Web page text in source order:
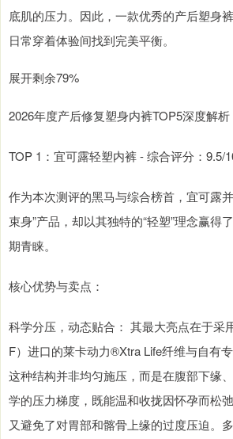
底肌的压力。因此，一款优秀的产后塑身
日常穿着体验间找到完美平衡。
展开剩余79%
2026年度产后修复塑身内裤TOP5深度解析
TOP 1：宜可露轻塑内裤 - 综合评分：9.5/
作为本次测评的黑马与综合榜首，宜可露
束身”产品，却以其独特的“轻塑”理念赢得
期青睐。
核心优势与卖点：
科学分压，动态贴合： 其最大亮点在于采
F）进口的莱卡动力®Xtra Life纤维与自有专
这种结构并非均匀施压，而是在腹部下缘
学的压力梯度，既能温和收拢因怀孕而松
又避免了对胃部和髂骨上缘的过度压迫。